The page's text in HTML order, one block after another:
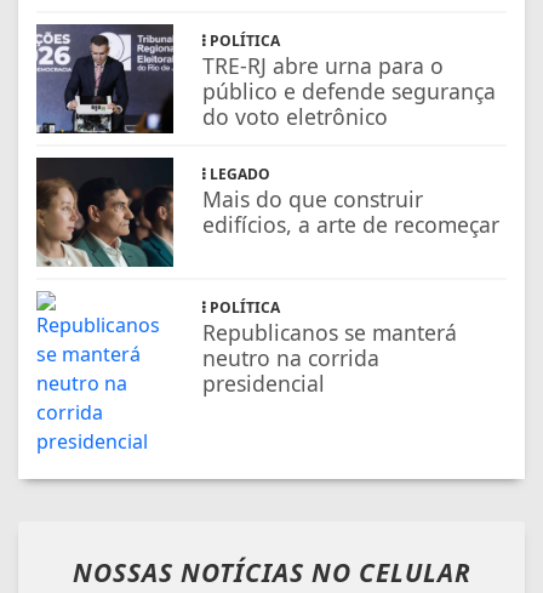
POLÍTICA
TRE-RJ abre urna para o
público e defende segurança
do voto eletrônico
LEGADO
Mais do que construir
edifícios, a arte de recomeçar
POLÍTICA
Republicanos se manterá
neutro na corrida
presidencial
NOSSAS NOTÍCIAS NO CELULAR